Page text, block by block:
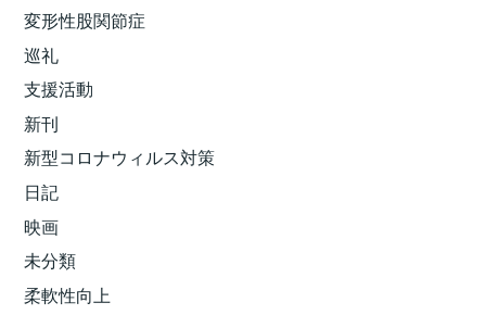
変形性股関節症
巡礼
支援活動
新刊
新型コロナウィルス対策
日記
映画
未分類
柔軟性向上